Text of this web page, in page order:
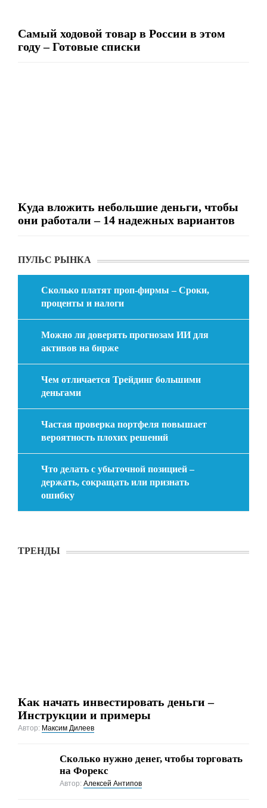
Самый ходовой товар в России в этом
году – Готовые списки
Куда вложить небольшие деньги, чтобы
они работали – 14 надежных вариантов
ПУЛЬС РЫНКА
Сколько платят проп-фирмы – Сроки,
проценты и налоги
Можно ли доверять прогнозам ИИ для
активов на бирже
Чем отличается Трейдинг большими
деньгами
Частая проверка портфеля повышает
вероятность плохих решений
Что делать с убыточной позицией –
держать, сокращать или признать
ошибку
ТРЕНДЫ
Как начать инвестировать деньги –
Инструкции и примеры
Автор: Максим Дилеев
Сколько нужно денег, чтобы торговать
на Форекс
Автор:Алексей Антипов